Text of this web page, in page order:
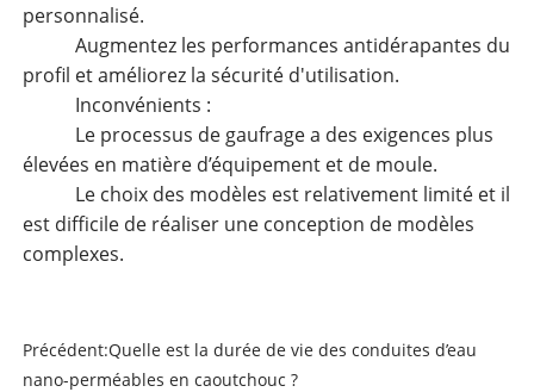
personnalisé.
Augmentez les performances antidérapantes du
profil et améliorez la sécurité d'utilisation.
Inconvénients :
Le processus de gaufrage a des exigences plus
élevées en matière d’équipement et de moule.
Le choix des modèles est relativement limité et il
est difficile de réaliser une conception de modèles
complexes.
Précédent:Quelle est la durée de vie des conduites d’eau
nano-perméables en caoutchouc ?